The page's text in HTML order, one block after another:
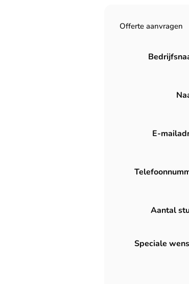
Offerte aanvragen
E-
Aantal
Speciale